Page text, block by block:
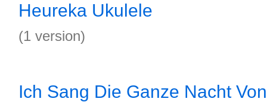
Heureka Ukulele
(1 version)
Ich Sang Die Ganze Nacht